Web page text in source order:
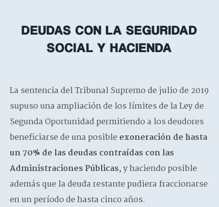
DEUDAS CON LA SEGURIDAD
SOCIAL Y HACIENDA
La sentencia del Tribunal Supremo de julio de 2019
supuso una ampliación de los límites de la Ley de
Segunda Oportunidad permitiendo a los deudores
beneficiarse de una posible exoneración de hasta
un 70% de las deudas contraídas con las
Administraciones Públicas, y haciendo posible
además que la deuda restante pudiera fraccionarse
en un período de hasta cinco años.